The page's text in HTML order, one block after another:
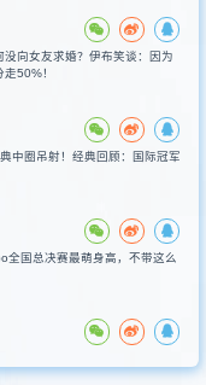
没向女友求婚？伊布笑谈：因为
50%！
中圈吊射！经典回顾：国际冠军
全国总决赛最萌身高，不带这么